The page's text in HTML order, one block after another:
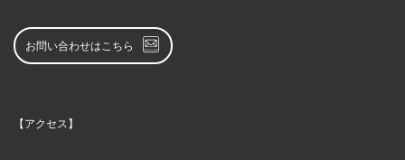
お問い合わせはこちら
【アクセス】